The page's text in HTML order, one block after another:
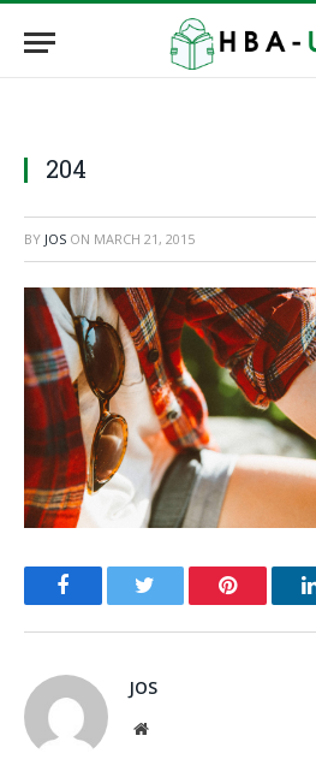
204
BY JOS ON MARCH 21, 2015
Facebook Pinterest
JOS
Website